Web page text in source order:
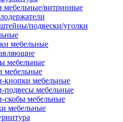
мебельные/витринные
подвески/уголки
мебельные
мебельные
мебельные
кнопки мебельные
подвесы мебельные
скобы мебельные
мебельные